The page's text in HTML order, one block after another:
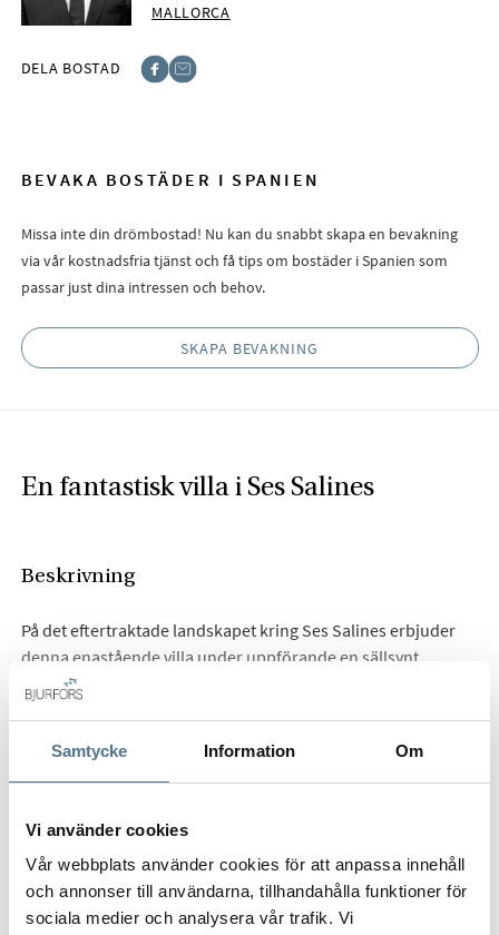
Samtycke Information Om
Vi använder cookies
Vår webbplats använder cookies för att anpassa innehåll
och annonser till användarna, tillhandahålla funktioner för
sociala medier och analysera vår trafik. Vi
MALLORCA
DELA BOSTAD
BEVAKA BOSTÄDER I SPANIEN
Missa inte din drömbostad! Nu kan du snabbt skapa en bevakning
via vår kostnadsfria tjänst och få tips om bostäder i Spanien som
passar just dina intressen och behov.
SKAPA BEVAKNING
En fantastisk villa i Ses Salines
Beskrivning
På det eftertraktade landskapet kring Ses Salines erbjuder
denna enastående villa under uppförande en sällsynt
möjlighet att förvärva en nybyggd egendom där
privat tillflyktsplats med rymliga interiörer, noggrant utvalda
material och en stark koppling till det omgivande landskapet.
ett naturligt och elegant flöde mellan sällskapsytor, sovrum,
terrasser och trädgård. Huvudplanet har en byggd yta om
cirka 235 m², varav cirka 206 m² utgör boyta. Stora öppningar
Anmäl intresse